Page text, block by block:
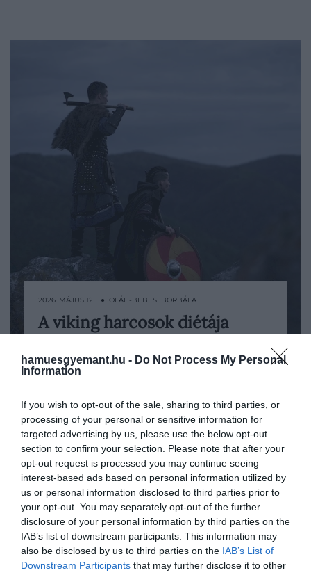
hamuesgyemant.hu - Do Not Process My Personal
Information
If you wish to opt-out of the sale, sharing to third parties, or
processing of your personal or sensitive information for
targeted advertising by us, please use the below opt-out
section to confirm your selection. Please note that after your
opt-out request is processed you may continue seeing
interest-based ads based on personal information utilized by
us or personal information disclosed to third parties prior to
your opt-out. You may separately opt-out of the further
disclosure of your personal information by third parties on the
IAB’s list of downstream participants. This information may
also be disclosed by us to third parties on the IAB’s List of
Downstream Participants that may further disclose it to other
A viking étrendről könnyű hatalmas
kupákra gondolni, pedig a mindennapok
tejtermék, zöldséges ragu, bogyós
gyümölcsök és sós vaj adták…
2026. MÁJUS 12. ● OLÁH-BEBESI BORBÁLA
A viking harcosok diétája
meglepően sokat segíthet a 21.
OLÁH-BEBESI BORBÁLA